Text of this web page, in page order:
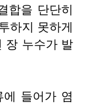
합을 단단히
하지 못하게
장 누수가 발
들어가 염